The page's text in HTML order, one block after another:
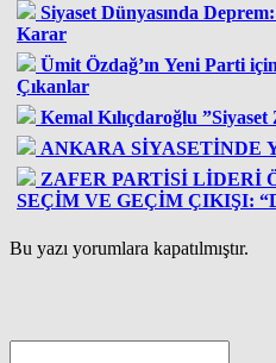
Siyaset Dünyasında
Karar
Ümit Özdağ’ın Yeni Parti
Çıkanlar
Kemal Kılıçdaroğlu
ANKARA SİYASETİNDE
ZAFER PARTİSİ LİDERİ
SEÇİM VE GEÇİM ÇIKIŞI:
Bu yazı yorumlara kapatılmıştır.